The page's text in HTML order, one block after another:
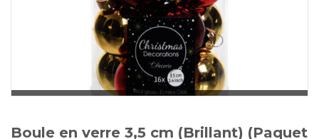
Glossaire
Calendrier horticole
Emplois
Service à la clientèle
Nous joindre
Boule en verre 3,5 cm (Brillant) (Paquet